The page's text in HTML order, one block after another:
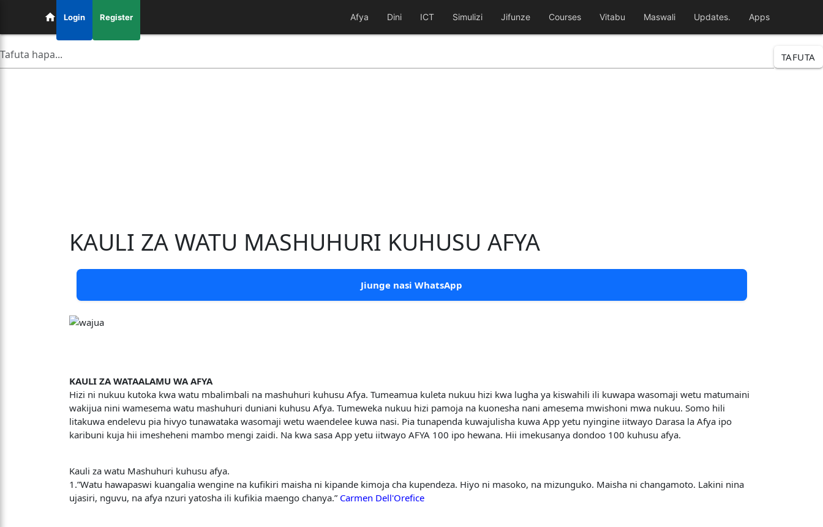
Login Register Afya Dini ICT Simulizi Jifunze Courses Vitabu Maswali Updates. Apps
TAFUTA
KAULI ZA WATU MASHUHURI KUHUSU AFYA
Jiunge nasi WhatsApp
KAULI ZA WATAALAMU WA AFYA
Hizi ni nukuu kutoka kwa watu mbalimbali na mashuhuri kuhusu Afya. Tumeamua kuleta nukuu hizi kwa lugha ya kiswahili ili kuwapa wasomaji wetu matumaini
wakijua nini wamesema watu mashuhuri duniani kuhusu Afya. Tumeweka nukuu hizi pamoja na kuonesha nani amesema mwishoni mwa nukuu. Somo hili
litakuwa endelevu pia hivyo tunawataka wasomaji wetu waendelee kuwa nasi. Pia tunapenda kuwajulisha kuwa App yetu nyingine iitwayo Darasa la Afya ipo
karibuni kuja hii imesheheni mambo mengi zaidi. Na kwa sasa App yetu iitwayo AFYA 100 ipo hewana. Hii imekusanya dondoo 100 kuhusu afya.
Kauli za watu Mashuhuri kuhusu afya.
1.”Watu hawapaswi kuangalia wengine na kufikiri maisha ni kipande kimoja cha kupendeza. Hiyo ni masoko, na mizunguko. Maisha ni changamoto. Lakini nina
ujasiri, nguvu, na afya nzuri yatosha ili kufikia maengo chanya.” Carmen Dell'Orefice